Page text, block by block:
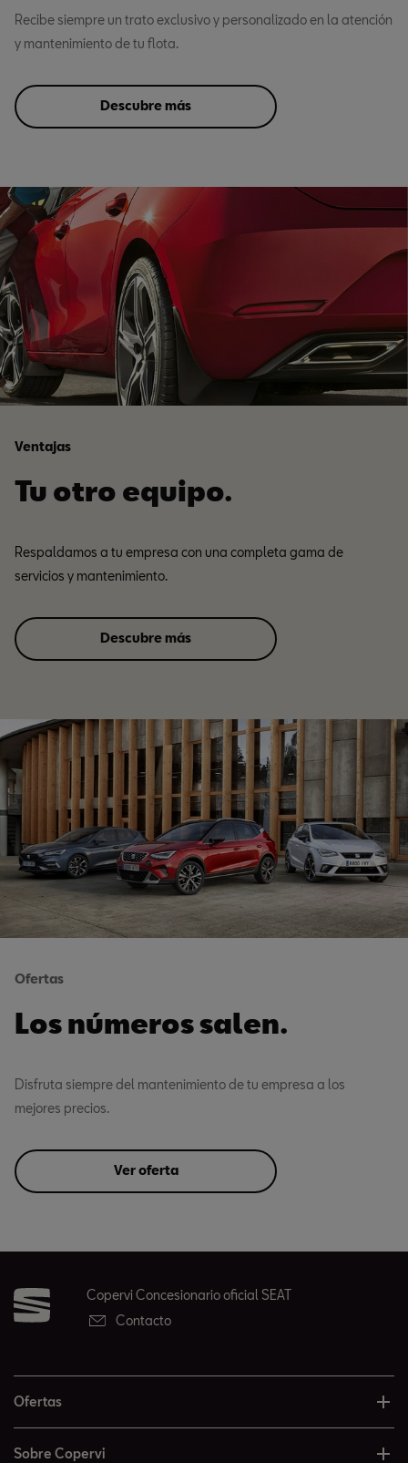
Recibe siempre un trato exclusivo y personalizado en la atención
y mantenimiento de tu flota.
Descubre más
Ventajas
Tu otro equipo.
Respaldamos a tu empresa con una completa gama de
servicios y mantenimiento.
Descubre más
Ofertas
Los números salen.
Disfruta siempre del mantenimiento de tu empresa a los
mejores precios.
Ver oferta
Copervi Concesionario oficial SEAT
Contacto
Ofertas
Sobre Copervi